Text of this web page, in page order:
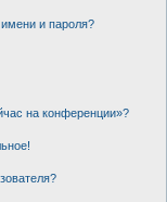
и пароля?
на конференции»?